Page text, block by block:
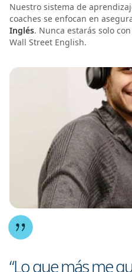
Nuestro sistema de
coaches se enfocan en
Inglés. Nunca estarás solo
Wall Street English.
“Lo que más me